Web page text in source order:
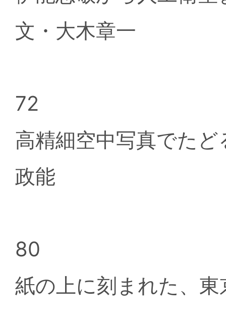
文・大木章一
72
高精細空中写真でた
政能
80
紙の上に刻まれた、